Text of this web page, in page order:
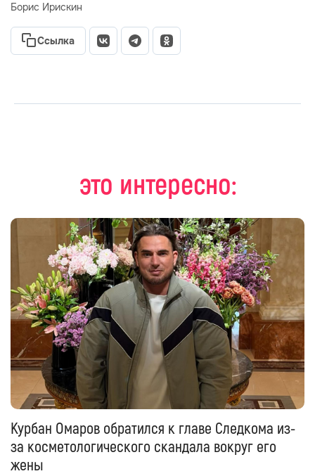
Борис Ирискин
Ссылка
это интересно:
Курбан Омаров обратился к главе Следкома из-
за косметологического скандала вокруг его
жены